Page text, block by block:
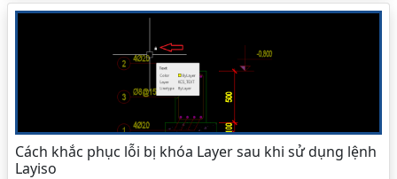
Cách khắc phục lỗi bị khóa Layer sau khi sử dụng lệnh
Layiso